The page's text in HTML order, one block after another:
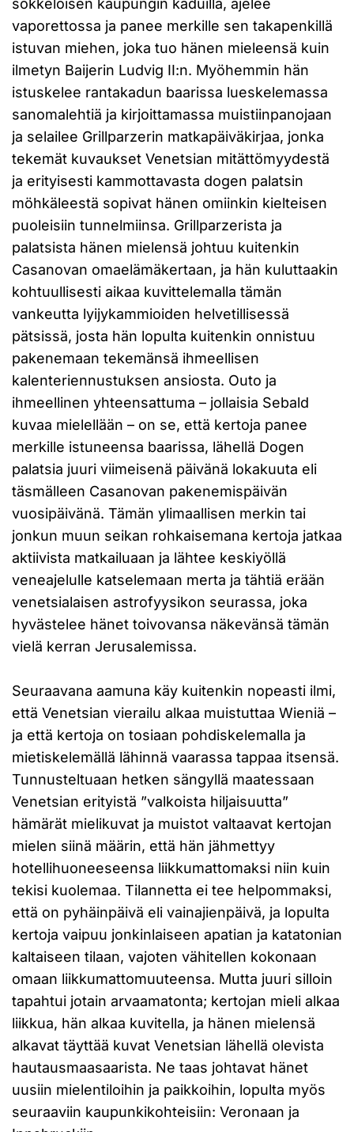
sokkeloisen kaupungin kaduilla, ajelee
vaporettossa ja panee merkille sen takapenkillä
istuvan miehen, joka tuo hänen mieleensä kuin
ilmetyn Baijerin Ludvig II:n. Myöhemmin hän
istuskelee rantakadun baarissa lueskelemassa
sanomalehtiä ja kirjoittamassa muistiinpanojaan
ja selailee Grillparzerin matkapäiväkirjaa, jonka
tekemät kuvaukset Venetsian mitättömyydestä
ja erityisesti kammottavasta dogen palatsin
möhkäleestä sopivat hänen omiinkin kielteisen
puoleisiin tunnelmiinsa. Grillparzerista ja
palatsista hänen mielensä johtuu kuitenkin
Casanovan omaelämäkertaan, ja hän kuluttaakin
kohtuullisesti aikaa kuvittelemalla tämän
vankeutta lyijykammioiden helvetillisessä
pätsissä, josta hän lopulta kuitenkin onnistuu
pakenemaan tekemänsä ihmeellisen
kalenteriennustuksen ansiosta. Outo ja
ihmeellinen yhteensattuma – jollaisia Sebald
kuvaa mielellään – on se, että kertoja panee
merkille istuneensa baarissa, lähellä Dogen
palatsia juuri viimeisenä päivänä lokakuuta eli
täsmälleen Casanovan pakenemispäivän
vuosipäivänä. Tämän ylimaallisen merkin tai
jonkun muun seikan rohkaisemana kertoja jatkaa
aktiivista matkailuaan ja lähtee keskiyöllä
veneajelulle katselemaan merta ja tähtiä erään
venetsialaisen astrofyysikon seurassa, joka
hyvästelee hänet toivovansa näkevänsä tämän
vielä kerran Jerusalemissa.
Seuraavana aamuna käy kuitenkin nopeasti ilmi,
että Venetsian vierailu alkaa muistuttaa Wieniä –
ja että kertoja on tosiaan pohdiskelemalla ja
mietiskelemällä lähinnä vaarassa tappaa itsensä.
Tunnusteltuaan hetken sängyllä maatessaan
Venetsian erityistä ”valkoista hiljaisuutta”
hämärät mielikuvat ja muistot valtaavat kertojan
mielen siinä määrin, että hän jähmettyy
hotellihuoneeseensa liikkumattomaksi niin kuin
tekisi kuolemaa. Tilannetta ei tee helpommaksi,
että on pyhäinpäivä eli vainajienpäivä, ja lopulta
kertoja vaipuu jonkinlaiseen apatian ja katatonian
kaltaiseen tilaan, vajoten vähitellen kokonaan
omaan liikkumattomuuteensa. Mutta juuri silloin
tapahtui jotain arvaamatonta; kertojan mieli alkaa
liikkua, hän alkaa kuvitella, ja hänen mielensä
alkavat täyttää kuvat Venetsian lähellä olevista
hautausmaasaarista. Ne taas johtavat hänet
uusiin mielentiloihin ja paikkoihin, lopulta myös
seuraaviin kaupunkikohteisiin: Veronaan ja